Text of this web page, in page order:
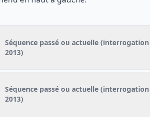
Séquence passé ou actuelle
2013)
Séquence passé ou actuelle
2013)